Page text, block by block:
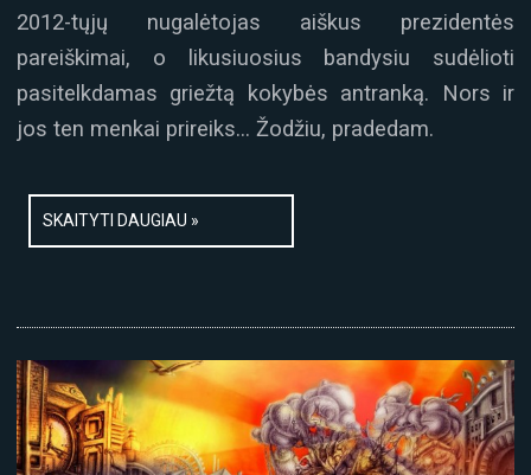
2012-tųjų nugalėtojas aiškus prezidentės
pareiškimai, o likusiuosius bandysiu sudėlioti
pasitelkdamas griežtą kokybės antranką. Nors ir
jos ten menkai prireiks… Žodžiu, pradedam.
SKAITYTI DAUGIAU »